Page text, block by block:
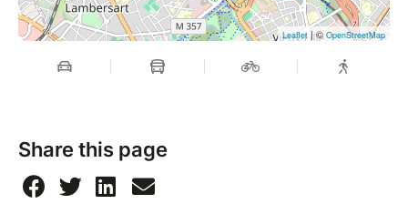
Leaflet| ©OpenStreetMap
Share this page